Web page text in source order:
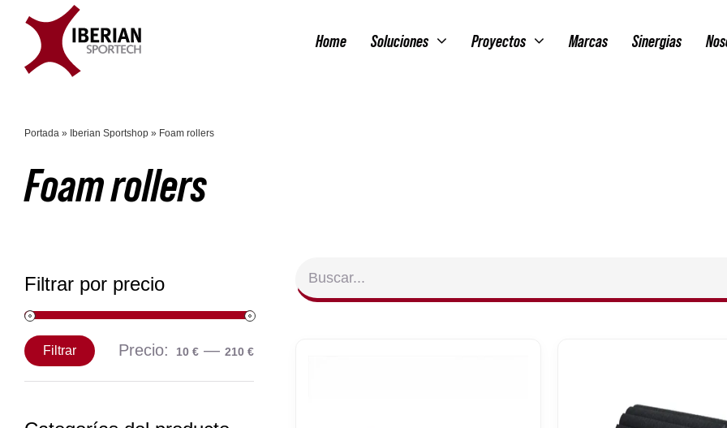
contenido
Home Soluciones Proyectos Marcas Sinergias
Portada» Iberian Sportshop» Foam rollers
Foam rollers
Filtrar por precio
Precio
mínimo
Precio
máximo
Filtrar Precio: 10 €— 210 €